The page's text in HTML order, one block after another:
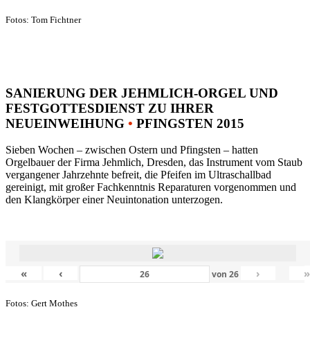
Fotos: Tom Fichtner
SANIERUNG DER JEHMLICH-ORGEL UND
FESTGOTTESDIENST ZU IHRER
NEUEINWEIHUNG • PFINGSTEN 2015
Sieben Wochen – zwischen Ostern und Pfingsten – hatten
Orgelbauer der Firma Jehmlich, Dresden, das Instrument vom Staub
vergangener Jahrzehnte befreit, die Pfeifen im Ultraschallbad
gereinigt, mit großer Fachkenntnis Reparaturen vorgenommen und
den Klangkörper einer Neuintonation unterzogen.
« ‹ von26 › »
Fotos: Gert Mothes